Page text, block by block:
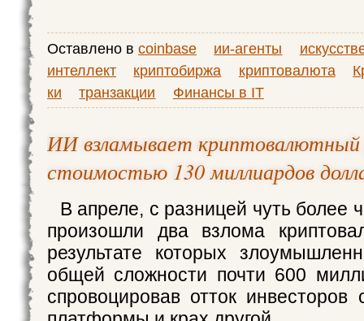
Оставлено в coinbase ии-агенты
интеллект
криптобиржа криптовалюта
ки
транзакции Финансы в IT
ИИ взламывает
стоимостью 130 миллиардов
В апреле, с разницей чуть более
произошли два взлома
результате которых
общей сложности почти 600
спровоцировав отток инвесторов